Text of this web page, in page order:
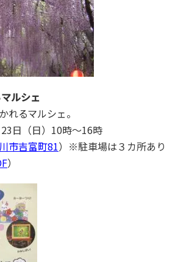
ルシェ
れるマルシェ。
日（日）10時～16時
市吉富町81）※駐車場は３カ所あり
）